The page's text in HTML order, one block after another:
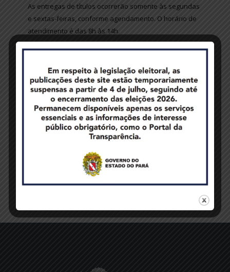
As entregas de títulos ocorrerão somente às segundas
e sextas-feiras, conforme agendamento. O horário de
atendimento é das 8h às 14h.
entregas, horario,titulo,titulos
Avisos,Notícias
READ MORE